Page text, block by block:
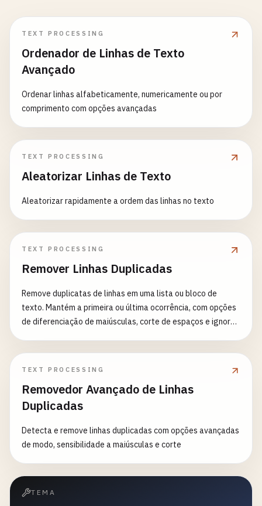
TEXT PROCESSING
Ordenador de Linhas de Texto
Avançado
Ordenar linhas alfabeticamente, numericamente ou por
comprimento com opções avançadas
TEXT PROCESSING
Aleatorizar Linhas de Texto
Aleatorizar rapidamente a ordem das linhas no texto
TEXT PROCESSING
Remover Linhas Duplicadas
Remove duplicatas de linhas em uma lista ou bloco de
texto. Mantém a primeira ou última ocorrência, com opções
de diferenciação de maiúsculas, corte de espaços e ignorar
TEXT PROCESSING
Removedor Avançado de Linhas
Duplicadas
Detecta e remove linhas duplicadas com opções avançadas
de modo, sensibilidade a maiúsculas e corte
TEMA